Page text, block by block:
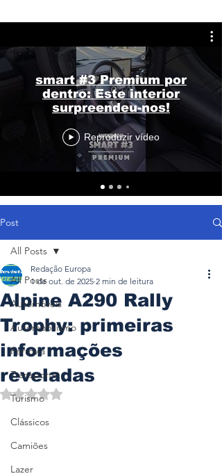
smart #3 Premium por
dentro: Este interior
surpreendeu-nos!
Reproduzir vídeo
Post
All Posts
Automóveis
Automobilismo
Ferrovia
Transporte
Turismo
Clássicos
Camiões
Lazer
All Posts
Alpine A290 Rally
Trophy: primeiras
informações
reveladas
Redação Europa
1 de out. de 2025 2 min de leitura
Avaliado com NaN de 5 estrelas.